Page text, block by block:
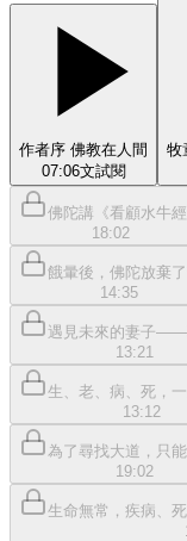
作者序 佛教在人間
07:06文試閱
牧
佛陀講《看顧水牛經
18:02
餓暈後，佛陀放棄
14:35
遇見未來的妻子——
13:21
生、老、病、死，
13:12
為了尋找大道，只
19:02
生命無常，疾病、